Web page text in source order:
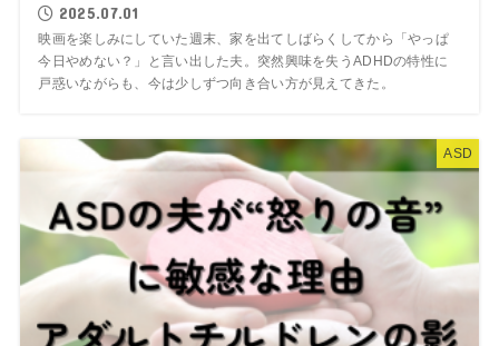
2025.07.01
映画を楽しみにしていた週末、家を出てしばらくしてから「やっぱ
今日やめない？」と言い出した夫。突然興味を失うADHDの特性に
戸惑いながらも、今は少しずつ向き合い方が見えてきた。
ASD